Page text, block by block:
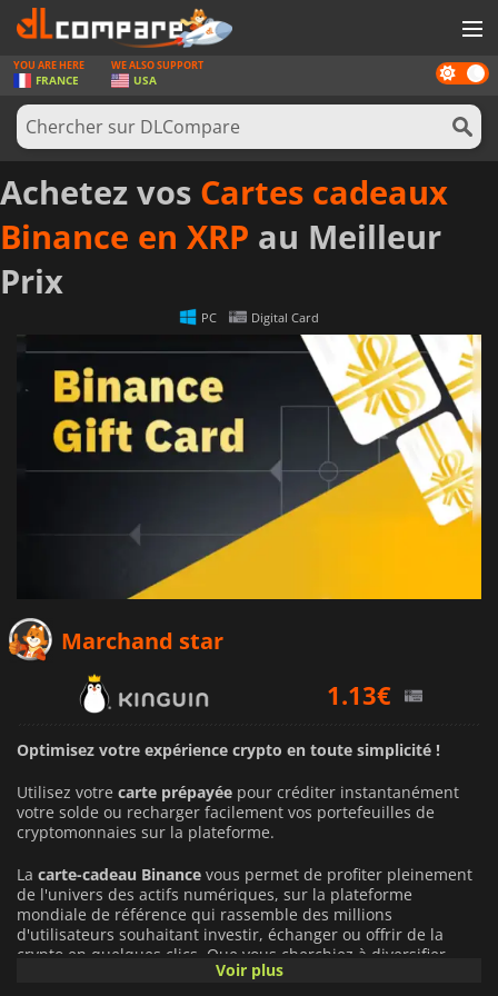
JEUX
CARTES PRÉPAYÉES
LOGICIELS
CONCOURS
MATÉRIEL
NEWS
SE CONNECTER OU S'INSCRIRE
Dark
mode
YOU ARE HERE
FRANCE
WE ALSO SUPPORT
USA
Achetez vos Cartes cadeaux
Binance en XRP au Meilleur
Prix
PC Digital Card
Marchand star
1.13€
1.73€
Optimisez votre expérience crypto en toute simplicité !
Utilisez votre carte prépayée pour créditer instantanément
votre solde ou recharger facilement vos portefeuilles de
cryptomonnaies sur la plateforme.
La carte-cadeau Binance vous permet de profiter pleinement
de l'univers des actifs numériques, sur la plateforme
mondiale de référence qui rassemble des millions
d'utilisateurs souhaitant investir, échanger ou offrir de la
crypto en quelques clics. Que vous cherchiez à diversifier
votre portefeuille ou à réaliser vos premières transactions,
Voir plus